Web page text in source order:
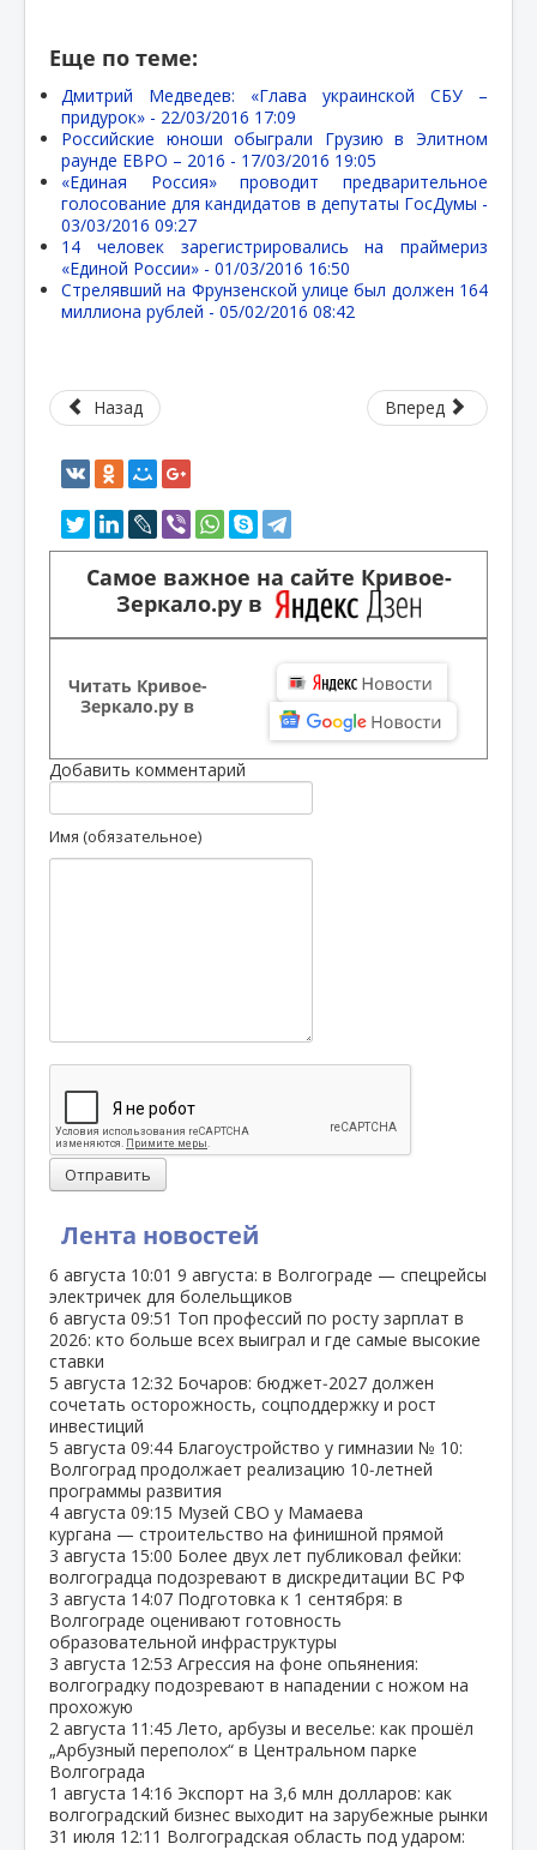
Лента новостей
6 августа 10:01 9 августа: в Волгограде — спецрейсы
электричек для болельщиков
6 августа 09:51 Топ профессий по росту зарплат в
2026: кто больше всех выиграл и где самые высокие
ставки
5 августа 12:32 Бочаров: бюджет‑2027 должен
сочетать осторожность, соцподдержку и рост
инвестиций
5 августа 09:44 Благоустройство у гимназии № 10:
Волгоград продолжает реализацию 10‑летней
программы развития
4 августа 09:15 Музей СВО у Мамаева
кургана — строительство на финишной прямой
3 августа 15:00 Более двух лет публиковал фейки:
волгоградца подозревают в дискредитации ВС РФ
3 августа 14:07 Подготовка к 1 сентября: в
Волгограде оценивают готовность
образовательной инфраструктуры
3 августа 12:53 Агрессия на фоне опьянения:
волгоградку подозревают в нападении с ножом на
прохожую
2 августа 11:45 Лето, арбузы и веселье: как прошёл
„Арбузный переполох“ в Центральном парке
Волгограда
1 августа 14:16 Экспорт на 3,6 млн долларов: как
волгоградский бизнес выходит на зарубежные рынки
31 июля 12:11 Волгоградская область под ударом:
Еще по теме:
Дмитрий Медведев: «Глава украинской СБУ –
придурок» - 22/03/2016 17:09
Российские юноши обыграли Грузию в Элитном
раунде ЕВРО – 2016 - 17/03/2016 19:05
«Единая Россия» проводит предварительное
голосование для кандидатов в депутаты ГосДумы -
03/03/2016 09:27
14 человек зарегистрировались на праймериз
«Единой России» - 01/03/2016 16:50
Стрелявший на Фрунзенской улице был должен 164
миллиона рублей - 05/02/2016 08:42
Назад Вперед
Самое важное на сайте Кривое-
Зеркало.ру в
Читать Кривое-
Зеркало.ру в
Добавить комментарий
Имя (обязательное)
Отправить